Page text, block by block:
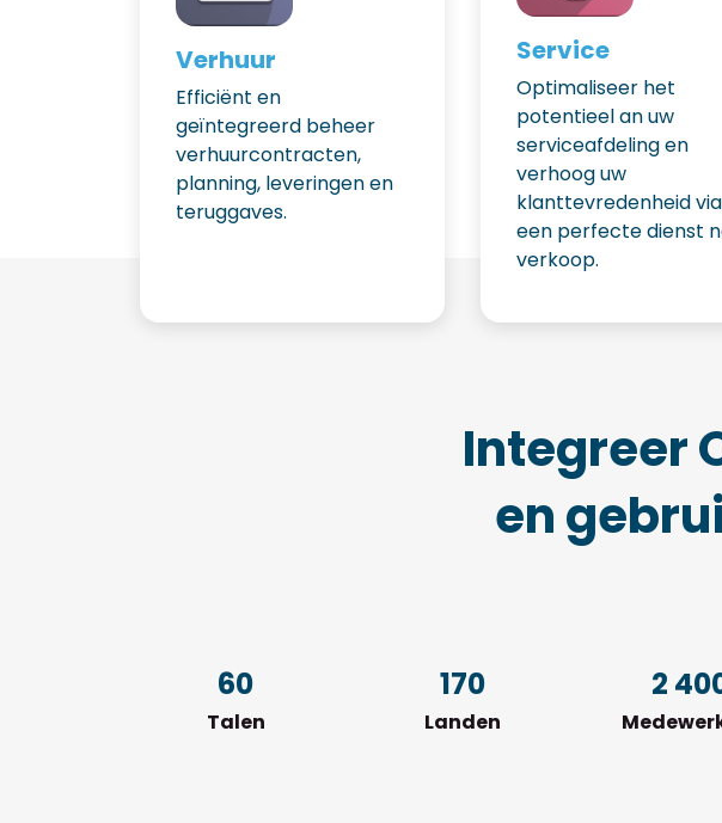
Verhuur
Efficiënt en
geïntegreerd beheer
verhuurcontracten,
planning, leveringen en
teruggaves.
Service
Optimaliseer het
potentieel an uw
serviceafdeling en
verhoog uw
klanttevredenheid via
een perfecte dienst
verkoop.
Integreer
en
60
Talen
170
Landen
2